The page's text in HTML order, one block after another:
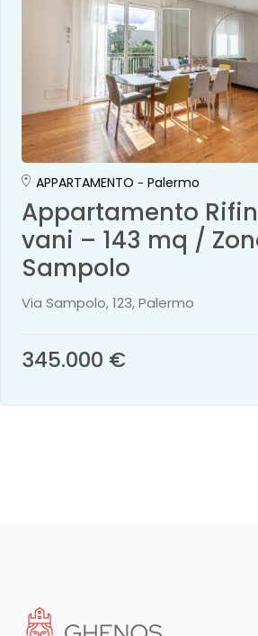
APPARTAMENTO Palermo
Appartamento
vani – 143 mq /
Sampolo
Via Sampolo, 123, Palermo
345.000 €